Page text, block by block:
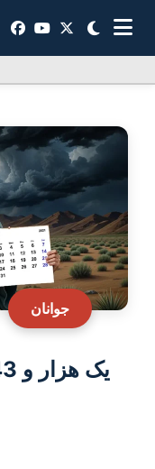
جوانان
یک هزار و 243 روز در تاریکی